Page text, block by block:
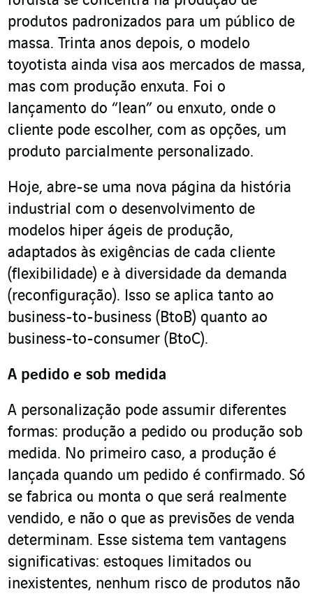
produtos padronizados para um público de
massa. Trinta anos depois, o modelo
toyotista ainda visa aos mercados de massa,
mas com produção enxuta. Foi o
lançamento do “lean” ou enxuto, onde o
cliente pode escolher, com as opções, um
produto parcialmente personalizado.
Hoje, abre-se uma nova página da história
industrial com o desenvolvimento de
modelos hiper ágeis de produção,
adaptados às exigências de cada cliente
(flexibilidade) e à diversidade da demanda
(reconfiguração). Isso se aplica tanto ao
business-to-business (BtoB) quanto ao
business-to-consumer (BtoC).
A pedido e sob medida
A personalização pode assumir diferentes
formas: produção a pedido ou produção sob
medida. No primeiro caso, a produção é
lançada quando um pedido é confirmado. Só
se fabrica ou monta o que será realmente
vendido, e não o que as previsões de venda
determinam. Esse sistema tem vantagens
significativas: estoques limitados ou
inexistentes, nenhum risco de produtos não